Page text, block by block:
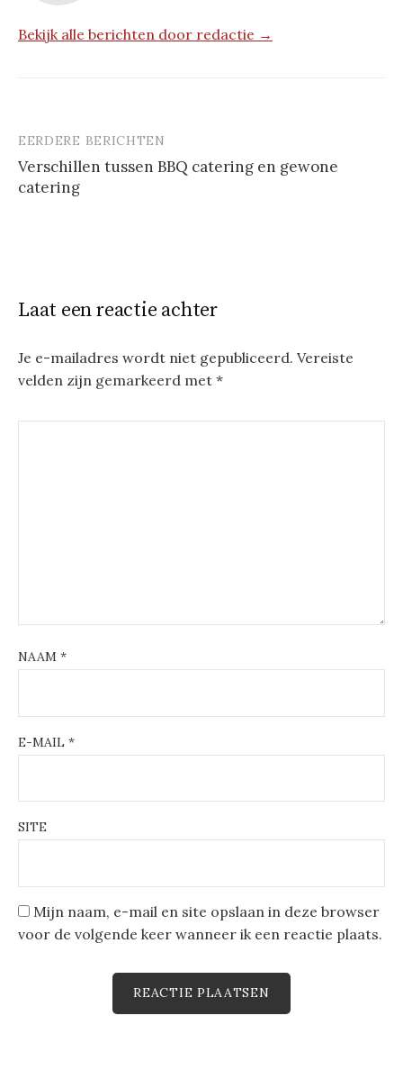
Bekijk alle berichten door redactie →
Berichtnavigatie
EERDERE BERICHTEN
Verschillen tussen BBQ catering en gewone
catering
Laat een reactie achter
Je e-mailadres wordt niet gepubliceerd. Vereiste
velden zijn gemarkeerd met *
NAAM *
E-MAIL *
SITE
Mijn naam, e-mail en site opslaan in deze browser
voor de volgende keer wanneer ik een reactie plaats.